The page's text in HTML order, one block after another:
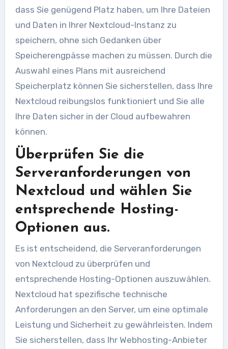
dass Sie genügend Platz haben, um Ihre Dateien
und Daten in Ihrer Nextcloud-Instanz zu
speichern, ohne sich Gedanken über
Speicherengpässe machen zu müssen. Durch die
Auswahl eines Plans mit ausreichend
Speicherplatz können Sie sicherstellen, dass Ihre
Nextcloud reibungslos funktioniert und Sie alle
Ihre Daten sicher in der Cloud aufbewahren
können.
Überprüfen Sie die
Serveranforderungen von
Nextcloud und wählen Sie
entsprechende Hosting-
Optionen aus.
Es ist entscheidend, die Serveranforderungen
von Nextcloud zu überprüfen und
entsprechende Hosting-Optionen auszuwählen.
Nextcloud hat spezifische technische
Anforderungen an den Server, um eine optimale
Leistung und Sicherheit zu gewährleisten. Indem
Sie sicherstellen, dass Ihr Webhosting-Anbieter